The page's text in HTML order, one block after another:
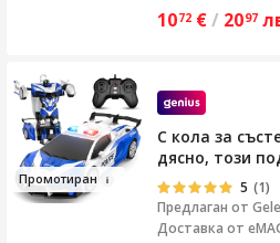
1072 €/ 2097
Промотиран
С кола за
дясно, този
5 (1)
Предлаган от
Доставка от